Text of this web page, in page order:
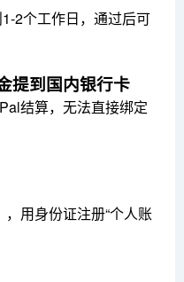
2个工作日，通过后可
提到国内银行卡
结算，无法直接绑定
用身份证注册“个人账